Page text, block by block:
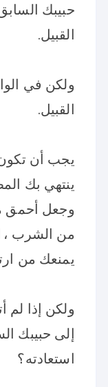
حبيبك
القبيل.
ولكن في
القبيل.
يجب أن
ينتهي بك
وجعل أحمق
من الشرب
يمنعك من
ولكن إذا
إلى حبيبك
استعادته؟